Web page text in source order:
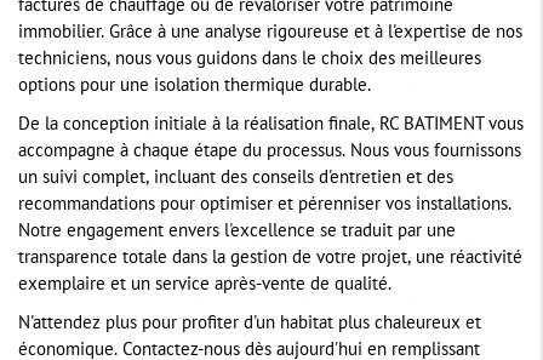
factures de chauffage ou de revaloriser votre patrimoine
immobilier. Grâce à une analyse rigoureuse et à l'expertise de nos
techniciens, nous vous guidons dans le choix des meilleures
options pour une isolation thermique durable.
De la conception initiale à la réalisation finale, RC BATIMENT vous
accompagne à chaque étape du processus. Nous vous fournissons
un suivi complet, incluant des conseils d'entretien et des
recommandations pour optimiser et pérenniser vos installations.
Notre engagement envers l'excellence se traduit par une
transparence totale dans la gestion de votre projet, une réactivité
exemplaire et un service après-vente de qualité.
N'attendez plus pour profiter d'un habitat plus chaleureux et
économique. Contactez-nous dès aujourd'hui en remplissant